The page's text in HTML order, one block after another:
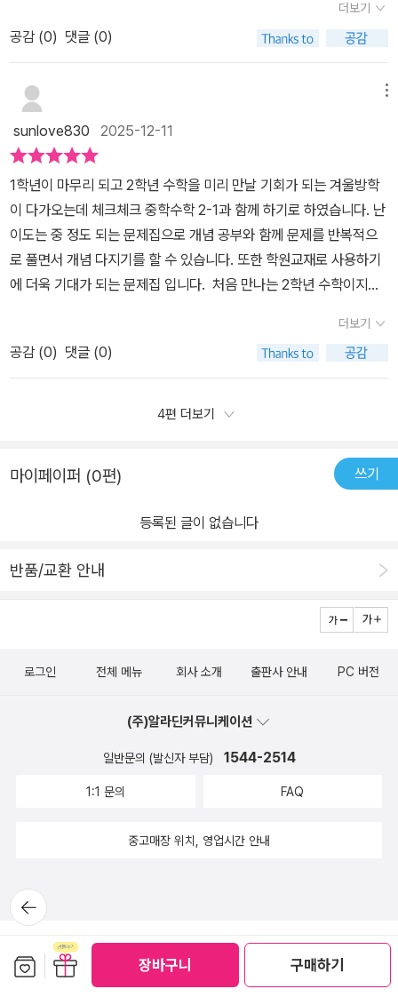
장바구니 구매하기
중등맘
비하기 좋은 문제집입니다.교재는 3권으로 분권이 가능한데 이렇게
분리를 하니 짜잔~진도교재, 개념드릴, 정답과 해설로 나뉘어요.나뉘
고 나면 두꺼운 느낌이 나지 않고 홀쭉해져서 공부할 분량이 확 줄어
든 체감에 내년 학습을 예습하는데 어려움이 없지 않을까 생각해 봅
는데 이번 겨울방학엔 제대로 예습을 꾀해야겠습니다.중2에 배우게
될 수학이 그 이후의 학습에 커다란 영향을 미치는 해이니 특별히 신
경써야겠어요.첫 단원이 유리수와 순환소수로 큰아이가 이 단원을 배
울때 초등학생인 우리 둘째는 그때 눈여겨 보고 재밌다고 생각한 단
원이었나 봅니다.'나 이거 알아~'라는 말을 하며 기말고사 준비중에도
문제를 조금이나마 풀어보는 모습을 보여 주었습니다.각 단원의 앞머
리에 이렇게 계통도로 연계된 내용을 안내해 주는데유리수와 순환소
수는 중1에 소인수분해와 정수와 유리수 단원에 이은 학습으로 중3엔
제곱근과 실수로 연결되어 학습하게 됩니다.그 아래 해당 단원의 수
로 처음엔 개념을 읽어보고 개념익히기 문제로 가볍게 개념을 확인하
개념에 등장하는 용어의 풀이를 더하고, 개념 더 알아보기등의 학습
에 필요한 각종 도움을 주고 있어서 자기주도학습하는 아이에게도 좋
은 체크체크입니다.개념을 읽기만 해서는 알 수 없는 해당 개념을 문
어서 문제풀이할때 쉽게 해주네요.체크 짱 강의를 통해 보다 쉽게 이
문제에 적용할 수 있게 꼼꼼하게 들여다 보는것이 좋겠어요.아래 빈
다르게 해서 체크해 보았어요.지필평가가 끝이나면 정확하게 다시 짚
제로 개념체크를 통해 개념이 반영된 유형문제를 복습하며 학습을 확
찍어서 강의 영상을 통해 보다 자세하게 풀이 방법을 알아보게 해주
네요.세번째는 기출 문제로 실력 체크로 또다시 복습을 시켜줘요.수
하는데 그에 적합한 문제집이네요.중단원 개념 확인으로 또한번 놓친
제로 문제에 배점을 나타내어 실전에 대비할 수 있게 해주어 시간을
재어 풀 수 있는지 확인해 볼 필요가 있겠어요.주어진 시간내에 수학
문제를 풀지 못해서 첫시험에 낭패를 보는 경우를 주위에서 종종 보
게 되는데 그런일이 내 아이에게 일어나지 않았으면 하는 마음에 자
주 시계를 옆에 두고 문제를 풀 수 있게 연습 시켜 보고 있습니다. 서
더보기
공감 (0) 댓글 (0)
sunlove830 2025-12-11
1학년이 마무리 되고 2학년 수학을 미리 만날 기회가 되는 겨울방학
이 다가오는데 체크체크 중학수학 2-1과 함께 하기로 하였습니다. 난
이도는 중 정도 되는 문제집으로 개념 공부와 함께 문제를 반복적으
로 풀면서 개념 다지기를 할 수 있습니다. 또한 학원교재로 사용하기
에 더욱 기대가 되는 문제집 입니다. 처음 만나는 2학년 수학이지만
가 잘 되고 많지 않은 문제지만 개념 공부만으로 문제를 풀 수 있기에
너무 어렵지도 않은 문제집 인거 같습니다.겨울방학동안 미리 2학년
수학을 만나고 싶은 학생들에게 추천합니다.
더보기
공감 (0) 댓글 (0)
4편 더보기
마이페이퍼 (0편) 쓰기
등록된 글이 없습니다
반품/교환 안내
뒤로가
기
로그인 전체 메뉴 회사 소개 출판사 안내 PC 버전
(주)알라딘커뮤니케이션
일반문의 (발신자 부담) 1544-2514
1:1 문의 FAQ
중고매장 위치, 영업시간 안내